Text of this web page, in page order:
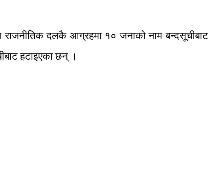
राजनीतिक दलकै आग्रहमा १० जनाको नाम बन्दसूचीबाट
हटाइएका छन् ।